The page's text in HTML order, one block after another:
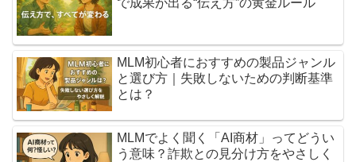
で成果が出る“伝え方”の黄金ルール
MLM初心者におすすめの製品ジャンル
と選び方｜失敗しないための判断基準
とは？
MLMでよく聞く「AI商材」ってどうい
う意味？詐欺との見分け方をやさしく